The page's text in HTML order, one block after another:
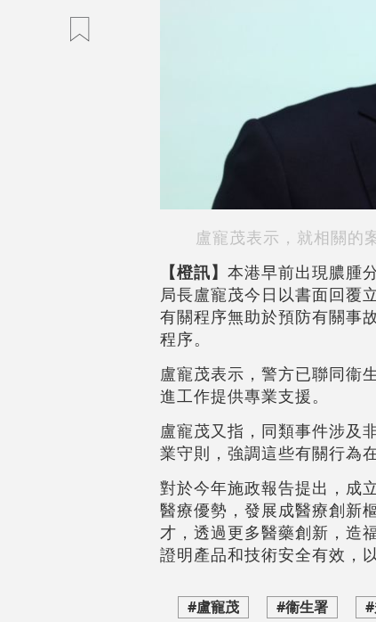
盧寵茂表示，就相關的
【橙訊】 本港早前出現膿腫
局長盧寵茂今日以書面回覆
有關程序無助於預防有關事
程序。
盧寵茂表示，警方已聯同衞
進工作提供專業支援。
盧寵茂又指，同類事件涉及
業守則，強調這些有關行為
對於今年施政報告提出，成
醫療優勢，發展成醫療創新
才，透過更多醫藥創新，造
證明產品和技術安全有效，
#盧寵茂 #衞生署